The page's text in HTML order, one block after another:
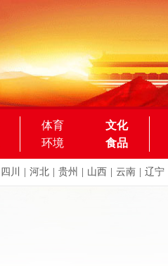
体育 文化
环境 食品
四川 河北 贵州 山西 云南 辽宁